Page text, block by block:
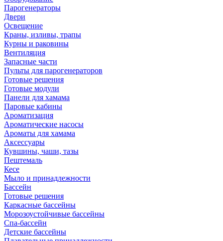
Парогенераторы
Двери
Освещение
Краны, изливы, трапы
Курны и раковины
Вентиляция
Запасные части
Пульты для парогенераторов
Готовые решения
Готовые модули
Панели для хамама
Паровые кабины
Ароматизация
Ароматические насосы
Ароматы для хамама
Аксессуары
Кувшины, чаши, тазы
Пештемаль
Кесе
Мыло и принадлежности
Бассейн
Готовые решения
Каркасные бассейны
Морозоустойчивые бассейны
Спа-бассейн
Детские бассейны